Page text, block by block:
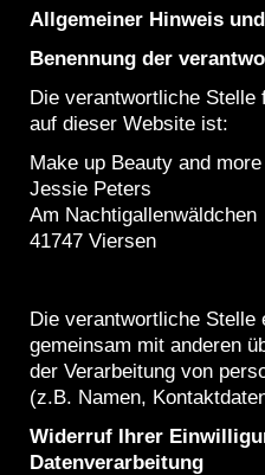
Allgemeiner Hinweis
Benennung der
Die verantwortliche Stelle
auf dieser Website ist:
Make up Beauty and
Jessie Peters
Am Nachtigallenwäldchen
41747 Viersen
Die verantwortliche Stelle
gemeinsam mit anderen
der Verarbeitung von
(z.B. Namen,
Widerruf Ihrer
Datenverarbeitung